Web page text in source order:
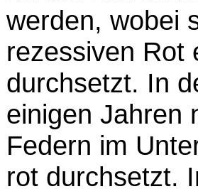
werden, wobei
rezessiven Rot
durchsetzt. In
einigen Jahren
Federn im
rot durchsetzt.